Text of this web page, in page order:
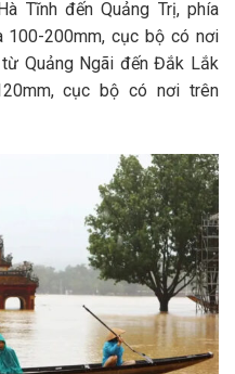
Tĩnh đến Quảng Trị, phía
100-200mm, cục bộ có nơi
Quảng Ngãi đến Đắk Lắk
cục bộ có nơi trên